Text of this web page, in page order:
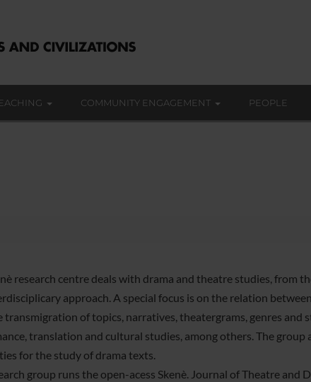
COMMUNITY ENGAGEMENT PEOPLE
research centre deals with drama and theatre studies, from
approach. A special focus is on the relation
transmigration of topics, narratives, theatergrams, genres and
translation and cultural studies, among others. The
for the study of drama texts.
group runs the open-acess Skenè. Journal of Theatre and